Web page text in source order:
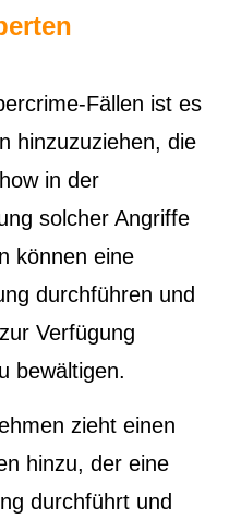
Fällen ist es
hinzuzuziehen, die
in der
solcher Angriffe
können eine
durchführen und
Verfügung
bewältigen.
zieht einen
hinzu, der eine
durchführt und